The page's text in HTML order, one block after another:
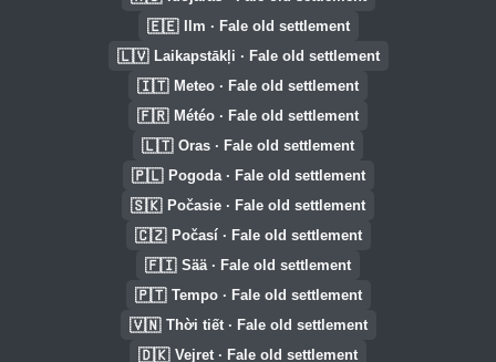
🇪🇪 Ilm · Fale old settlement
🇱🇻 Laikapstākļi · Fale old settlement
🇮🇹 Meteo · Fale old settlement
🇫🇷 Météo · Fale old settlement
🇱🇹 Oras · Fale old settlement
🇵🇱 Pogoda · Fale old settlement
🇸🇰 Počasie · Fale old settlement
🇨🇿 Počasí · Fale old settlement
🇫🇮 Sää · Fale old settlement
🇵🇹 Tempo · Fale old settlement
🇻🇳 Thời tiết · Fale old settlement
🇩🇰 Vejret · Fale old settlement